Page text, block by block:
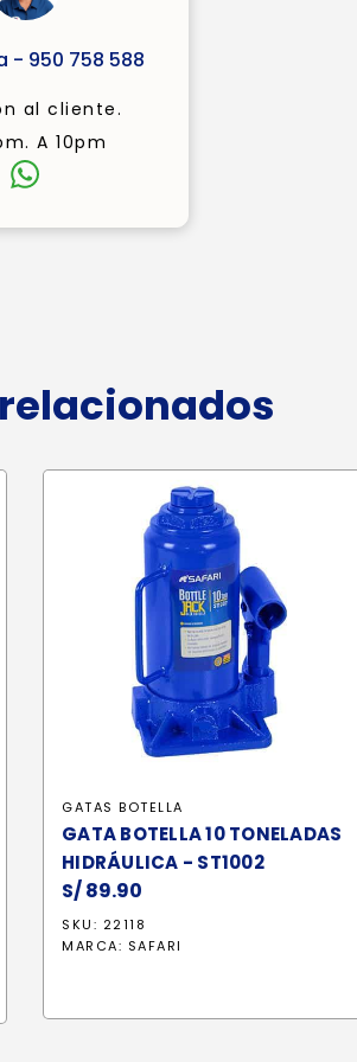
- 950 758 588
al cliente.
A 10pm
GATAS BOTELLA
GATA BOTELLA 10 TONELADAS
HIDRÁULICA - ST1002
S/89.90
SKU: 22118
MARCA: SAFARI